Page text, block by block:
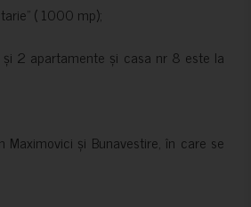
( 1000 mp);
2 apartamente și casa nr 8 este la
și Bunavestire, în care se